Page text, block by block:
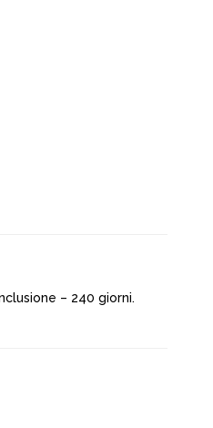
– 240 giorni.